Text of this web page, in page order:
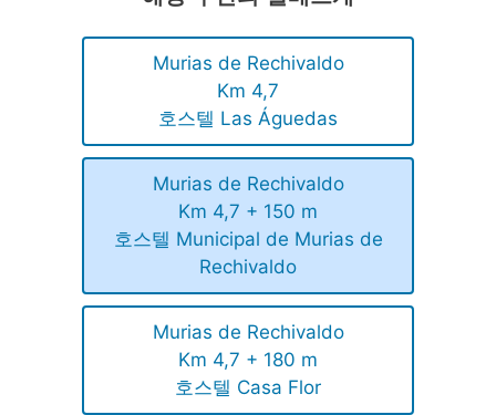
Murias de Rechivaldo
Km 4,7
호스텔 Las Águedas
Murias de Rechivaldo
Km 4,7 + 150 m
호스텔 Municipal de Murias de
Rechivaldo
Murias de Rechivaldo
Km 4,7 + 180 m
호스텔 Casa Flor